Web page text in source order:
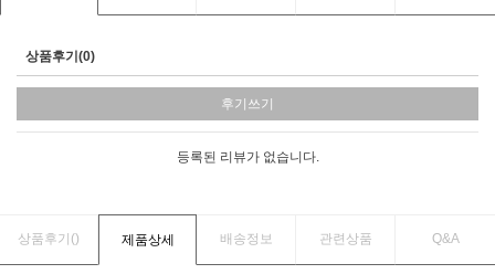
상품후기(0)
후기쓰기
등록된 리뷰가 없습니다.
상품후기() 제품상세 배송정보 관련상품 Q&A